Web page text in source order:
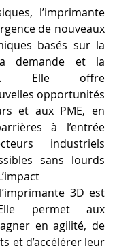
l’imprimante
de nouveaux
basés sur la
demande et la
Elle offre
opportunités
et aux PME, en
à l’entrée
industriels
sans lourds
3D est
permet aux
en agilité, de
et d’accélérer leur